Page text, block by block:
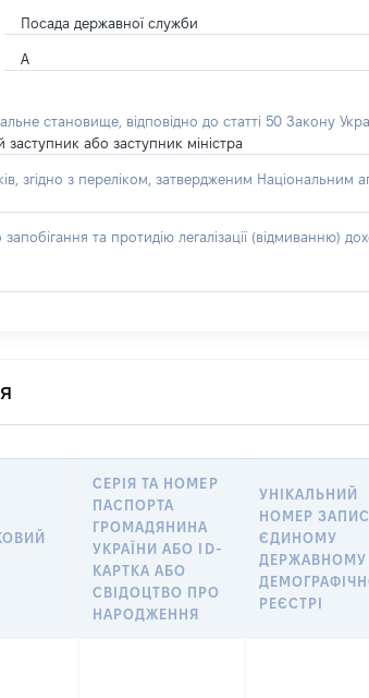
Посада державної служби
А
становище, відповідно до статті 50 Закону
заступник або заступник міністра
з переліком, затвердженим Національним
та протидію легалізації
СЕРІЯ ТА НОМЕР
ПАСПОРТА
ГРОМАДЯНИНА
УКРАЇНИ АБО ID-
КАРТКА АБО
СВІДОЦТВО ПРО
НАРОДЖЕННЯ
УНІКАЛЬНИЙ
НОМЕР
ЄДИНОМУ
ДЕРЖАВНОМУ
РЕЄСТРІ